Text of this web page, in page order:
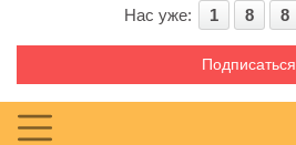
Нас уже: 1 8 8
Подписаться